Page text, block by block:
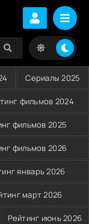
Сериалы 2025
фильмов 2024
фильмов 2025
фильмов 2026
январь 2026
март 2026
Рейтинг июнь 2026